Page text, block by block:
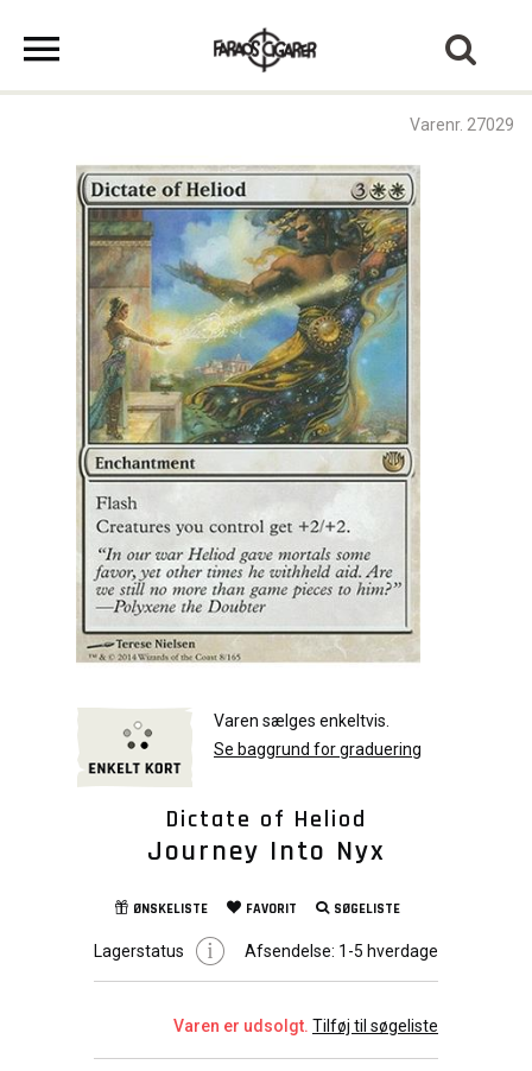
Varenr. 27029
Varen sælges enkeltvis.
Se baggrund for graduering
Dictate of Heliod
Journey Into Nyx
ØNSKELISTE FAVORIT SØGELISTE
Lagerstatus Afsendelse: 1-5 hverdage
Varen er udsolgt. Tilføj til søgeliste